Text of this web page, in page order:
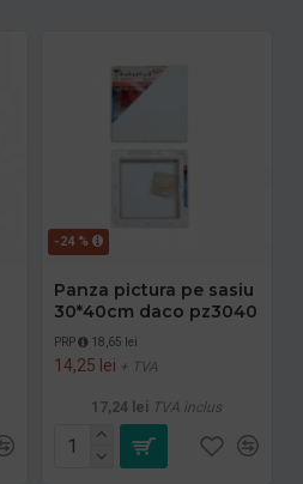
-24 %
Panza pictura pe sasiu
30*40cm daco pz3040
PRP 18,65 lei
14,25 lei + TVA
17,24 lei TVA inclus